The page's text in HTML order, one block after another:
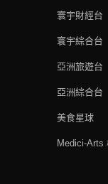
寰宇財經台
寰宇綜合台
亞洲旅遊台
亞洲綜合台
美食星球
Medici-Arts